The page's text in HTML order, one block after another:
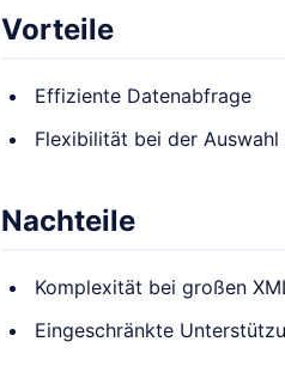
Vorteile
Effiziente Datenabfrage
Flexibilität bei der Auswahl
Nachteile
Komplexität bei großen
Eingeschränkte